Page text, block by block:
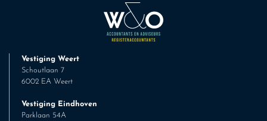
Vestiging Weert
Schoutlaan 7
6002 EA Weert
Vestiging Eindhoven
Parklaan 54A